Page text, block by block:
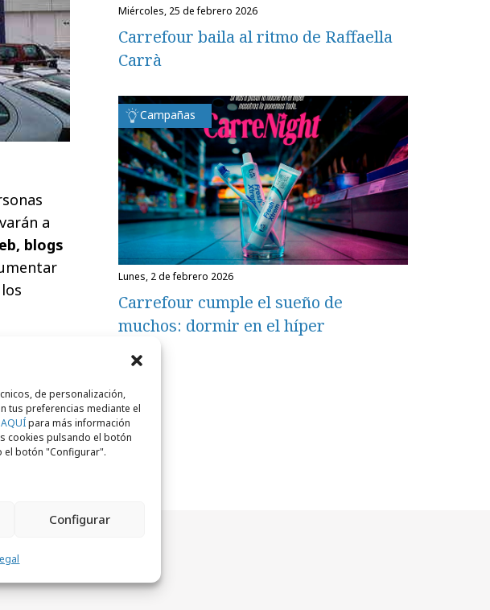
de personalización,
tus preferencias mediante el
AQUÍpara más información
cookies pulsando el botón
el botón "Configurar".
Configurar
a
blogs
miércoles, 25 de febrero 2026
Carrefour baila al ritmo de Raffaella
Carrà
Campañas
lunes, 2 de febrero 2026
Carrefour cumple el sueño de
muchos: dormir en el híper